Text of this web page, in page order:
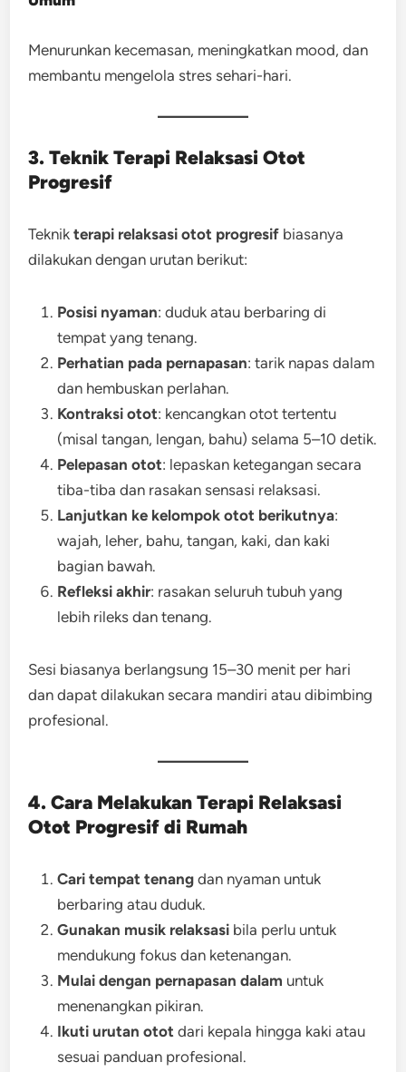
Menurunkan kecemasan, meningkatkan mood, dan
membantu mengelola stres sehari-hari.
3. Teknik Terapi Relaksasi Otot
Progresif
Teknikterapi relaksasi otot progresif biasanya
dilakukan dengan urutan berikut:
Posisi nyaman: duduk atau berbaring di
tempat yang tenang.
Perhatian pada pernapasan: tarik napas dalam
dan hembuskan perlahan.
Kontraksi otot: kencangkan otot tertentu
(misal tangan, lengan, bahu) selama 5–10 detik.
Pelepasan otot: lepaskan ketegangan secara
tiba-tiba dan rasakan sensasi relaksasi.
Lanjutkan ke kelompok otot berikutnya:
wajah, leher, bahu, tangan, kaki, dan kaki
bagian bawah.
Refleksi akhir: rasakan seluruh tubuh yang
lebih rileks dan tenang.
Sesi biasanya berlangsung 15–30 menit per hari
dan dapat dilakukan secara mandiri atau dibimbing
profesional.
4. Cara Melakukan Terapi Relaksasi
Otot Progresif di Rumah
Cari tempat tenang dan nyaman untuk
berbaring atau duduk.
Gunakan musik relaksasi bila perlu untuk
mendukung fokus dan ketenangan.
Mulai dengan pernapasan dalam untuk
menenangkan pikiran.
Ikuti urutan otot dari kepala hingga kaki atau
sesuai panduan profesional.